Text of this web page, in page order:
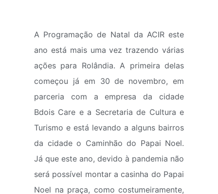
A Programação de Natal da ACIR este
ano está mais uma vez trazendo várias
ações para Rolândia. A primeira delas
começou já em 30 de novembro, em
parceria com a empresa da cidade
Bdois Care e a Secretaria de Cultura e
Turismo e está levando a alguns bairros
da cidade o Caminhão do Papai Noel.
Já que este ano, devido à pandemia não
será possível montar a casinha do Papai
Noel na praça, como costumeiramente,